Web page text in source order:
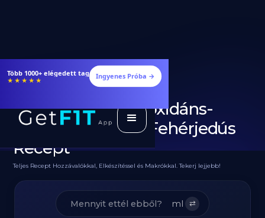
Étrendek, receptek és edzéstervek
★★★★★ Ingyenes Próba →
Gyümölcsös Antioxidáns-
Fehérje Turmix - Fehérjedús
Recept
Teljes Recept Hozzávalókkal, Elkészítéssel és Makrókkal. Tekerj lejjebb!
ml ⇄